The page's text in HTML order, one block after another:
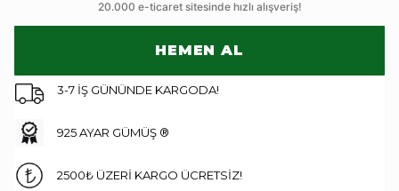
HEMEN AL
3-7 İŞ GÜNÜNDE KARGODA!
925 AYAR GÜMÜŞ ®
2500₺ ÜZERİ KARGO ÜCRETSİZ!